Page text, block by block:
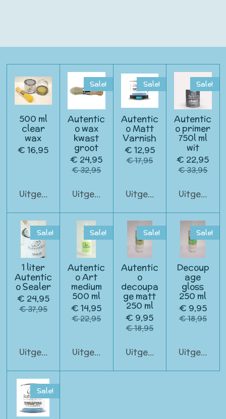
500 ml
clear
wax
€ 16,95
Uitgeschakeld
Sale!
Autentic
o wax
kwast
groot
€ 24,95
€ 32,95
Uitgeschakeld
Sale!
Autentic
o Matt
Varnish
€ 12,95
€ 17,95
Uitgeschakeld
Sale!
Autentic
o primer
750l ml
wit
€ 22,95
€ 33,95
Sale!
1 liter
Autentic
o Sealer
€ 24,95
€ 37,95
Uitgeschakeld
Sale!
Autentic
o Art
medium
500 ml
€ 14,95
€ 22,95
Uitgeschakeld
Sale!
Autentic
o
decoupa
ge matt
250 ml
€ 9,95
€ 18,95
Uitgeschakeld
Sale!
Decoup
age
gloss
250 ml
€ 9,95
€ 18,95
Sale!